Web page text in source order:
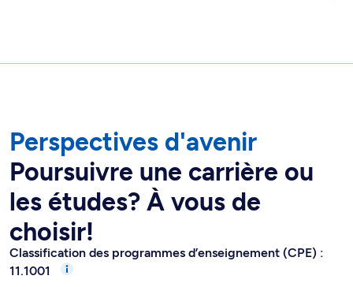
Perspectives d'avenir
Poursuivre une carrière ou
les études? À vous de
choisir!
Classification des programmes d’enseignement (CPE) :
11.1001